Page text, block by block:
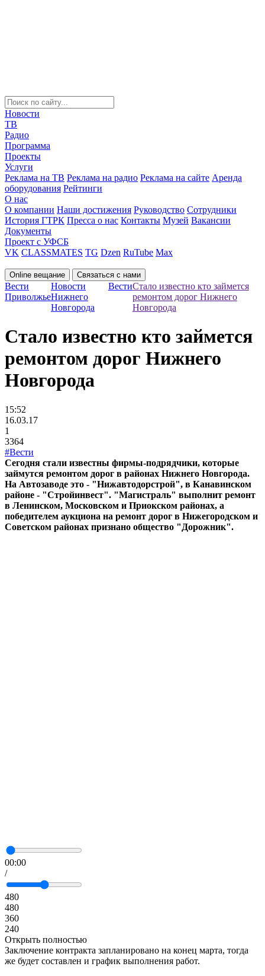
Новости
ТВ
Радио
Программа
Проекты
Услуги
Реклама на ТВ Реклама на радио Реклама на сайте Аренда
оборудования Рейтинги
О нас
О компании Наши достижения Руководство Сотрудники
История ГТРК Пресса о нас Контакты Музей Вакансии
Документы
Проект с УФСБ
VK CLASSMATES TG Dzen RuTube Max
Online вещание Связаться с нами
Вести
Приволжье
Новости
Нижнего
Новгорода
ВестиСтало известно кто займется
ремонтом дорог Нижнего
Новгорода
Стало известно кто займется
ремонтом дорог Нижнего
Новгорода
15:52
16.03.17
1
3364
#Вести
Сегодня стали известны фирмы-подрядчики, которые
займутся ремонтом дорог в районах Нижнего Новгорода.
На Автозаводе это - "Нижавтодорстрой", в Канавинском
районе - "Стройинвест". "Магистраль" выполнит ремонт
в Ленинском, Московском и Приокском районах, а
победителем аукциона на ремонт дорог в Нижегородском и
Советском районах признано общество "Дорожник".
00:00
/
480
480
360
240
Открыть полностью
Заключение контракта запланировано на конец марта, тогда
же будет составлен и график выполнения работ.